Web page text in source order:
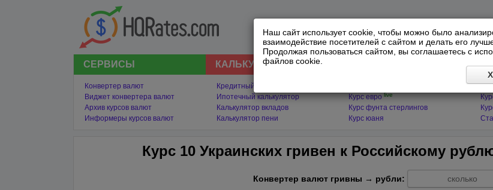
Наш сайт использует cookie, чтобы можно было
взаимодействие посетителей с сайтом и делать его
Продолжая пользоваться сайтом, вы соглашаетесь с
файлов cookie.
СЕРВИСЫ
Конвертер валют
Виджет конвертера валют
Архив курсов валют
Информеры курсов валют
КАЛЬКУЛЯТОРЫ
Кредитный калькулятор
Ипотечный калькулятор
Калькулятор вкладов
Калькулятор пени
Курс евро live
Курс фунта стерлингов
Курс юаня
Курс 10 Украинских гривен к Российскому
Конвертер валют гривны → рубли: